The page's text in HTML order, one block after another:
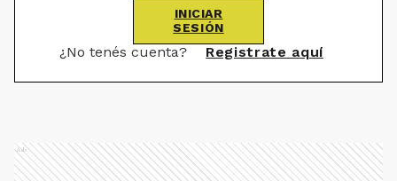
INICIAR
SESIÓN
¿No tenés cuenta? Registrate aquí
Ads